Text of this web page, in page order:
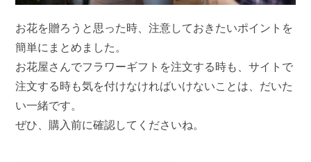
お花を贈ろうと思った時、注意しておきたいポイントを
簡単にまとめました。
お花屋さんでフラワーギフトを注文する時も、サイトで
注文する時も気を付けなければいけないことは、だいた
い一緒です。
ぜひ、購入前に確認してくださいね。